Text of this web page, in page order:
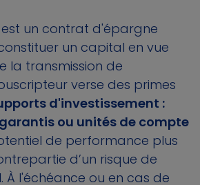
un contrat d'épargne
un capital en vue
la transmission de
verse des primes
d'investissement :
ou unités de compte
de performance plus
d’un risque de
À l'échéance ou en cas de